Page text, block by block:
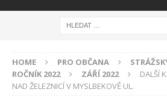
HOME PRO OBČANA
ROČNÍK 2022
ZÁŘÍ 2022
DALŠÍ
NAD ŽELEZNICÍ V MYSLBEKOVĚ UL.